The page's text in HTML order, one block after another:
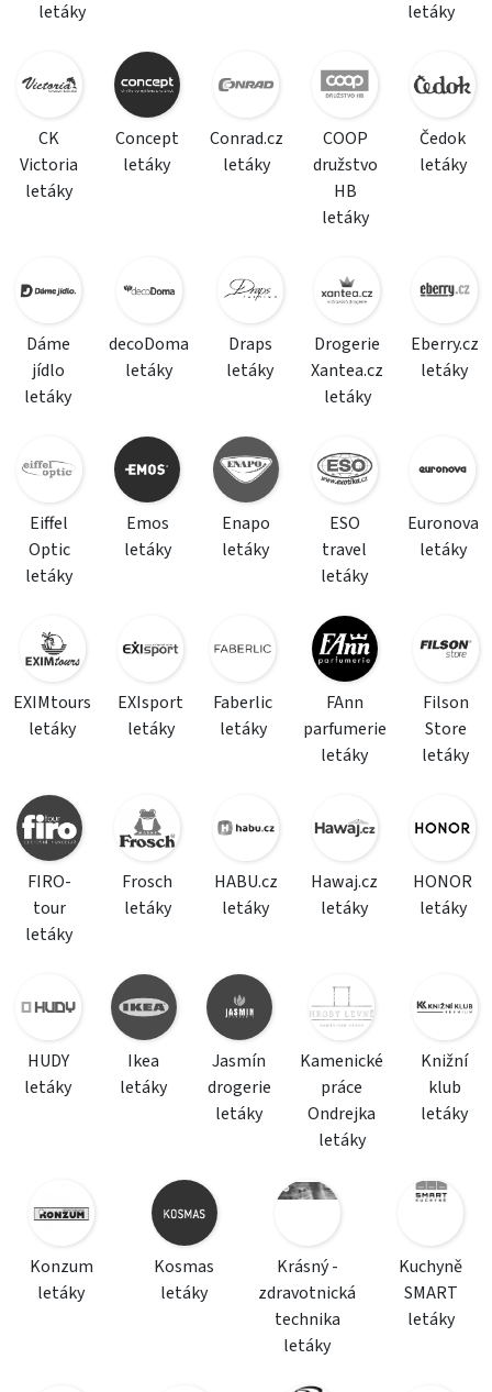
letáky letáky
CK
Victoria
letáky
Concept
letáky
Conrad.cz
letáky
COOP
družstvo
HB
letáky
Čedok
letáky
Dáme
jídlo
letáky
decoDoma
letáky
Draps
letáky
Drogerie
Xantea.cz
letáky
Eberry.cz
letáky
Eiffel
Optic
letáky
Emos
letáky
Enapo
letáky
ESO
travel
letáky
Euronova
letáky
EXIMtours
letáky
EXIsport
letáky
Faberlic
letáky
FAnn
parfumerie
letáky
Filson
Store
letáky
FIRO-
tour
letáky
Frosch
letáky
HABU.cz
letáky
Hawaj.cz
letáky
HONOR
letáky
HUDY
letáky
Ikea
letáky
Jasmín
drogerie
letáky
Kamenické
práce
Ondrejka
letáky
Knižní
klub
letáky
Konzum
letáky
Kosmas
letáky
Krásný -
zdravotnická
technika
letáky
Kuchyně
SMART
letáky